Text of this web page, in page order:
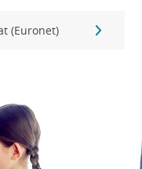
(Euronet)